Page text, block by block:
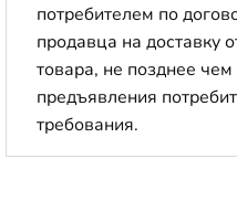
потребителем по
продавца на доставку
товара, не позднее
предъявления
требования.